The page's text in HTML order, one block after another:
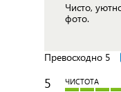
Чисто,
фото.
Превосходно 5
5 ЧИСТОТА